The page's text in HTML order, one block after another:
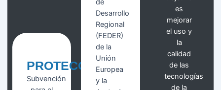
PROTECOM
Subvención
de
Desarrollo
Regional
(FEDER)
de la
Unión
Europea
y la
es
mejorar
el uso y
la
calidad
de las
tecnologías
de la